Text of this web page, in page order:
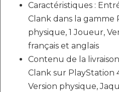
Caractéristiques :
Clank dans la gamme
physique, 1 Joueur,
français et anglais
Contenu de la
Clank sur PlayStation
Version physique,